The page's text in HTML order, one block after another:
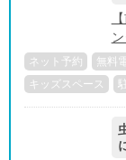
ネット予約 無料
キッズスペース